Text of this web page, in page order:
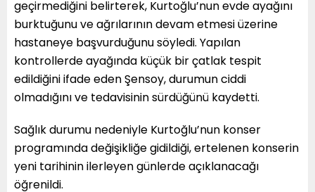
geçirmediğini belirterek, Kurtoğlu’nun evde ayağını
burktuğunu ve ağrılarının devam etmesi üzerine
hastaneye başvurduğunu söyledi. Yapılan
kontrollerde ayağında küçük bir çatlak tespit
edildiğini ifade eden Şensoy, durumun ciddi
olmadığını ve tedavisinin sürdüğünü kaydetti.
Sağlık durumu nedeniyle Kurtoğlu’nun konser
programında değişikliğe gidildiği, ertelenen konserin
yeni tarihinin ilerleyen günlerde açıklanacağı
öğrenildi.